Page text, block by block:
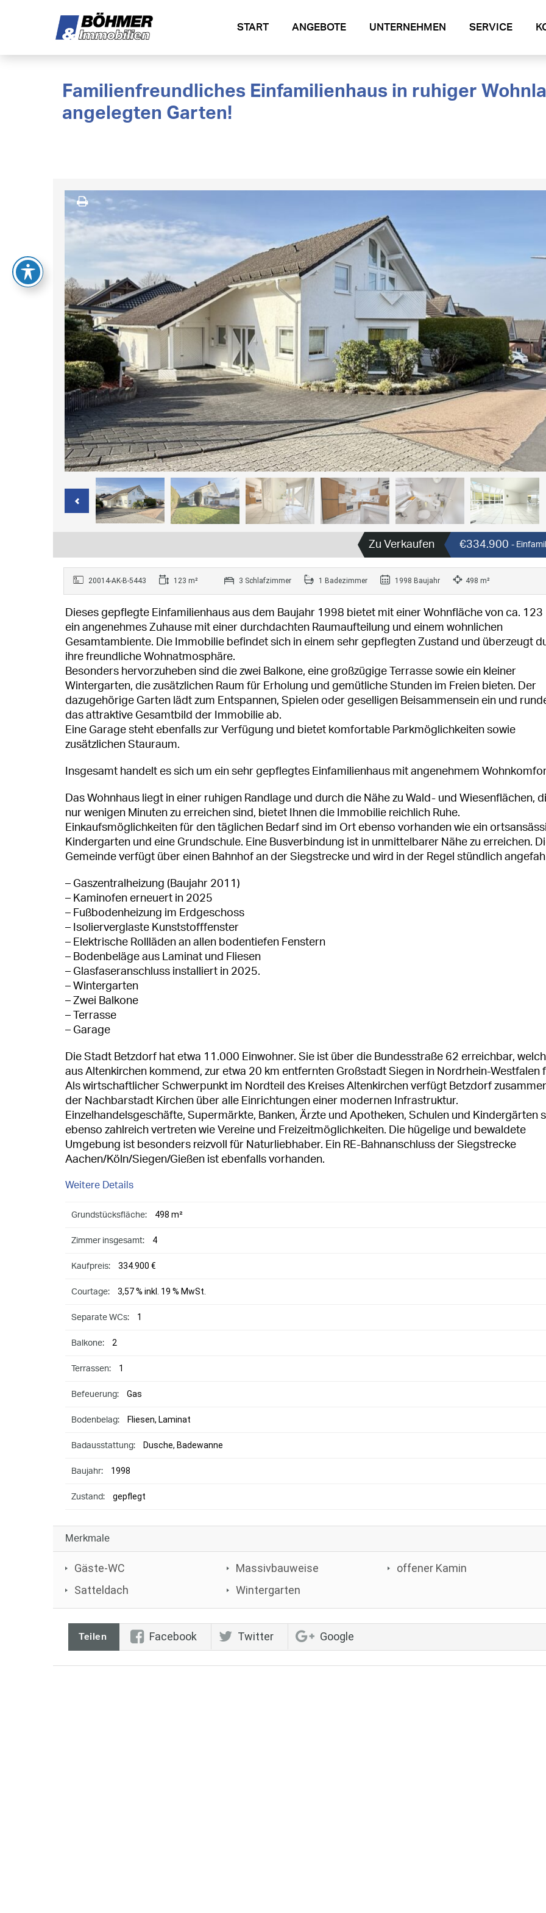
START ANGEBOTE UNTERNEHMEN SERVICE
Zu Verkaufen €334.900 -
20014-AK-B-5443 123 m² 3 Schlafzimmer 1 Badezimmer 1998 Baujahr 498 m²
Dieses gepflegte Einfamilienhaus aus dem Baujahr 1998 bietet mit einer Wohnfläche von ca. 123
ein angenehmes Zuhause mit einer durchdachten Raumaufteilung und einem wohnlichen
Gesamtambiente. Die Immobilie befindet sich in einem sehr gepflegten Zustand und überzeugt
ihre freundliche Wohnatmosphäre.
Besonders hervorzuheben sind die zwei Balkone, eine großzügige Terrasse sowie ein kleiner
Wintergarten, die zusätzlichen Raum für Erholung und gemütliche Stunden im Freien bieten. Der
dazugehörige Garten lädt zum Entspannen, Spielen oder geselligen Beisammensein ein und
das attraktive Gesamtbild der Immobilie ab.
Eine Garage steht ebenfalls zur Verfügung und bietet komfortable Parkmöglichkeiten sowie
zusätzlichen Stauraum.
Insgesamt handelt es sich um ein sehr gepflegtes Einfamilienhaus mit angenehmem
Das Wohnhaus liegt in einer ruhigen Randlage und durch die Nähe zu Wald- und Wiesenflächen,
nur wenigen Minuten zu erreichen sind, bietet Ihnen die Immobilie reichlich Ruhe.
Einkaufsmöglichkeiten für den täglichen Bedarf sind im Ort ebenso vorhanden wie ein
Kindergarten und eine Grundschule. Eine Busverbindung ist in unmittelbarer Nähe zu erreichen.
Gemeinde verfügt über einen Bahnhof an der Siegstrecke und wird in der Regel stündlich
– Gaszentralheizung (Baujahr 2011)
– Kaminofen erneuert in 2025
– Fußbodenheizung im Erdgeschoss
– Isolierverglaste Kunststofffenster
– Elektrische Rollläden an allen bodentiefen Fenstern
– Bodenbeläge aus Laminat und Fliesen
– Glasfaseranschluss installiert in 2025.
– Wintergarten
– Zwei Balkone
– Terrasse
– Garage
Die Stadt Betzdorf hat etwa 11.000 Einwohner. Sie ist über die Bundesstraße 62 erreichbar,
aus Altenkirchen kommend, zur etwa 20 km entfernten Großstadt Siegen in Nordrhein-Westfalen
Als wirtschaftlicher Schwerpunkt im Nordteil des Kreises Altenkirchen verfügt Betzdorf
der Nachbarstadt Kirchen über alle Einrichtungen einer modernen Infrastruktur.
Einzelhandelsgeschäfte, Supermärkte, Banken, Ärzte und Apotheken, Schulen und Kindergärten
ebenso zahlreich vertreten wie Vereine und Freizeitmöglichkeiten. Die hügelige und bewaldete
Umgebung ist besonders reizvoll für Naturliebhaber. Ein RE-Bahnanschluss der Siegstrecke
Aachen/Köln/Siegen/Gießen ist ebenfalls vorhanden.
Weitere Details
Grundstücksfläche: 498 m²
Zimmer insgesamt: 4
Kaufpreis: 334.900 €
Courtage: 3,57 % inkl. 19 % MwSt.
Separate WCs: 1
Balkone: 2
Terrassen: 1
Befeuerung: Gas
Bodenbelag: Fliesen, Laminat
Badausstattung: Dusche, Badewanne
Baujahr: 1998
Zustand: gepflegt
Merkmale
Gäste-WC Massivbauweise
offener Kamin
Satteldach
Wintergarten
Teilen Facebook Twitter Google